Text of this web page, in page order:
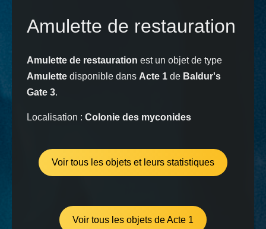
Amulette de restauration
Amulette de restauration est un objet de type
Amulette disponible dans Acte 1 de Baldur's
Gate 3.
Localisation : Colonie des myconides
Voir tous les objets et leurs statistiques
Voir tous les objets de Acte 1